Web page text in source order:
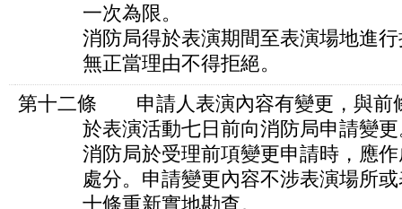
一次為限。
消防局得於表演期間至表演場地進行
無正當理由不得拒絕。
第十二條 申請人表演內容有變更，與前
於表演活動七日前向消防局申請變更
消防局於受理前項變更申請時，應作
處分。申請變更內容不涉表演場所或
十條重新實地勘查。